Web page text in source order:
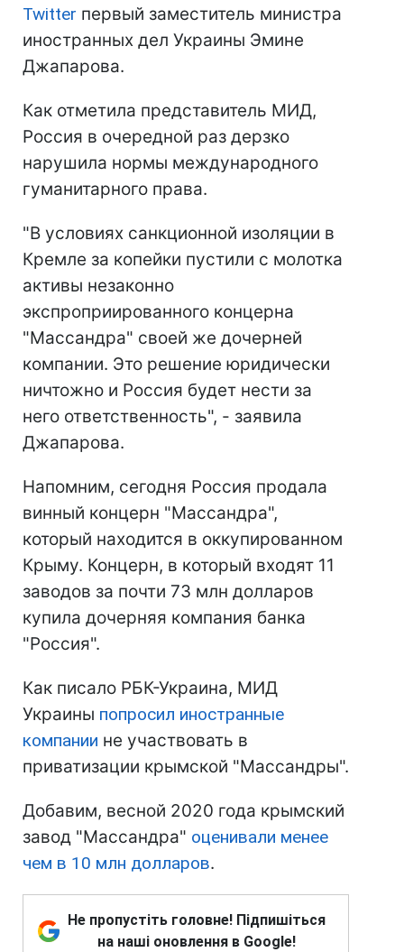
Twitter первый заместитель министра
иностранных дел Украины Эмине
Джапарова.
Как отметила представитель МИД,
Россия в очередной раз дерзко
нарушила нормы международного
гуманитарного права.
"В условиях санкционной изоляции в
Кремле за копейки пустили с молотка
активы незаконно
экспроприированного концерна
"Массандра" своей же дочерней
компании. Это решение юридически
ничтожно и Россия будет нести за
него ответственность", - заявила
Джапарова.
Напомним, сегодня Россия продала
винный концерн "Массандра",
который находится в оккупированном
Крыму. Концерн, в который входят 11
заводов за почти 73 млн долларов
купила дочерняя компания банка
"Россия".
Как писало РБК-Украина, МИД
Украины попросил иностранные
компании не участвовать в
приватизации крымской "Массандры".
Добавим, весной 2020 года крымский
завод "Массандра" оценивали менее
чем в 10 млн долларов.
Не пропустіть головне! Підпишіться
на наші оновлення в Google!